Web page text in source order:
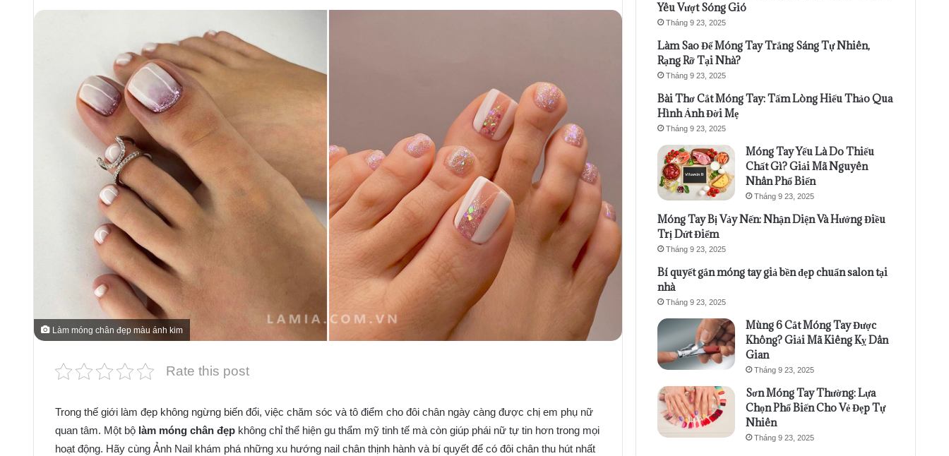
Làm móng chân đẹp màu ánh kim
Rate this post
Trong thế giới làm đẹp không ngừng biến đổi, việc chăm sóc và tô điểm cho đôi chân ngày càng được chị em phụ nữ
quan tâm. Một bộ làm móng chân đẹp không chỉ thể hiện gu thẩm mỹ tinh tế mà còn giúp phái nữ tự tin hơn trong mọi
hoạt động. Hãy cùng Ảnh Nail khám phá những xu hướng nail chân thịnh hành và bí quyết để có đôi chân thu hút nhất
Yêu Vượt Sóng Gió
Tháng 9 23, 2025
Làm Sao Để Móng Tay Trắng Sáng Tự Nhiên,
Rạng Rỡ Tại Nhà?
Tháng 9 23, 2025
Bài Thơ Cắt Móng Tay: Tấm Lòng Hiếu Thảo Qua
Hình Ảnh Đời Mẹ
Tháng 9 23, 2025
Móng Tay Yếu Là Do Thiếu
Chất Gì? Giải Mã Nguyên
Nhân Phổ Biến
Tháng 9 23, 2025
Móng Tay Bị Vảy Nến: Nhận Diện Và Hướng Điều
Trị Dứt Điểm
Tháng 9 23, 2025
Bí quyết gắn móng tay giả bền đẹp chuẩn salon tại
nhà
Tháng 9 23, 2025
Mùng 6 Cắt Móng Tay Được
Không? Giải Mã Kiêng Kỵ Dân
Gian
Tháng 9 23, 2025
Sơn Móng Tay Thường: Lựa
Chọn Phổ Biến Cho Vẻ Đẹp Tự
Nhiên
Tháng 9 23, 2025